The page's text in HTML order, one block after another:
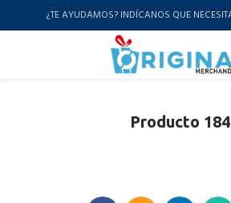
¿TE AYUDAMOS? INDÍCANOS QUE
Producto 184